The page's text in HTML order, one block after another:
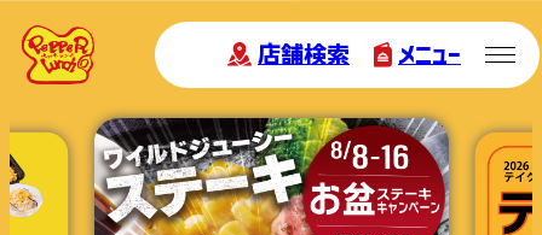
店舗検索 メニュー